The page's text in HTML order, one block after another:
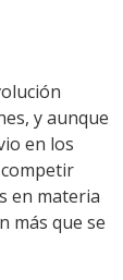
y aunque
en los
en materia
más que se